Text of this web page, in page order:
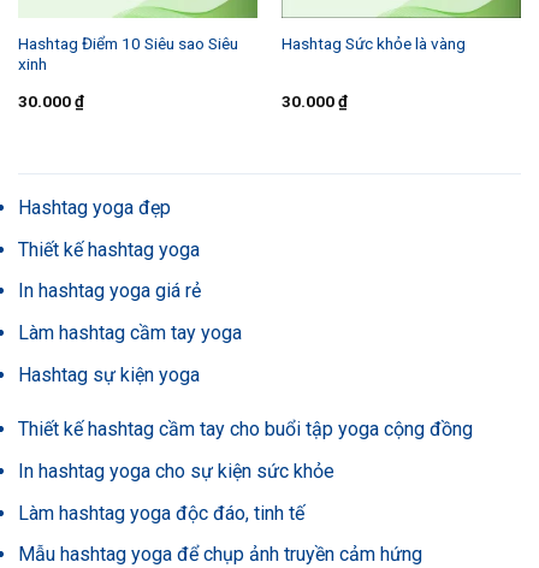
Hashtag Điểm 10 Siêu sao Siêu
xinh
30.000₫
Hashtag Sức khỏe là vàng
30.000₫
Hashtag yoga đẹp
Thiết kế hashtag yoga
In hashtag yoga giá rẻ
Làm hashtag cầm tay yoga
Hashtag sự kiện yoga
Thiết kế hashtag cầm tay cho buổi tập yoga cộng đồng
In hashtag yoga cho sự kiện sức khỏe
Làm hashtag yoga độc đáo, tinh tế
Mẫu hashtag yoga để chụp ảnh truyền cảm hứng